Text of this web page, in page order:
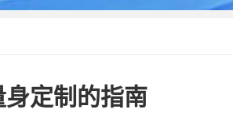
定制的指南